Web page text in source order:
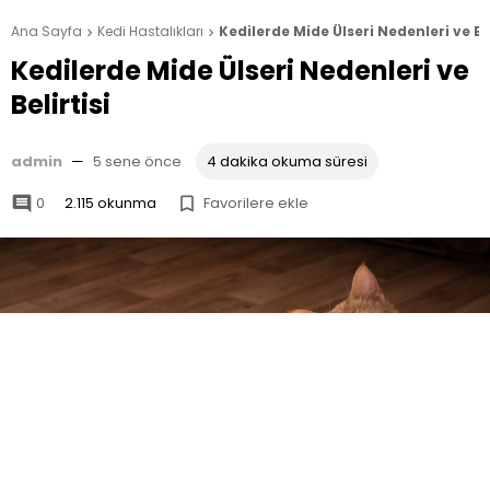
Ana Sayfa  Kedi Hastalıkları  Kedilerde Mide Ülseri Nedenleri ve
Kedilerde Mide Ülseri Nedenleri ve
Belirtisi
admin — 5 sene önce 4 dakika okuma süresi
 0 2.115 okunma  Favorilere ekle